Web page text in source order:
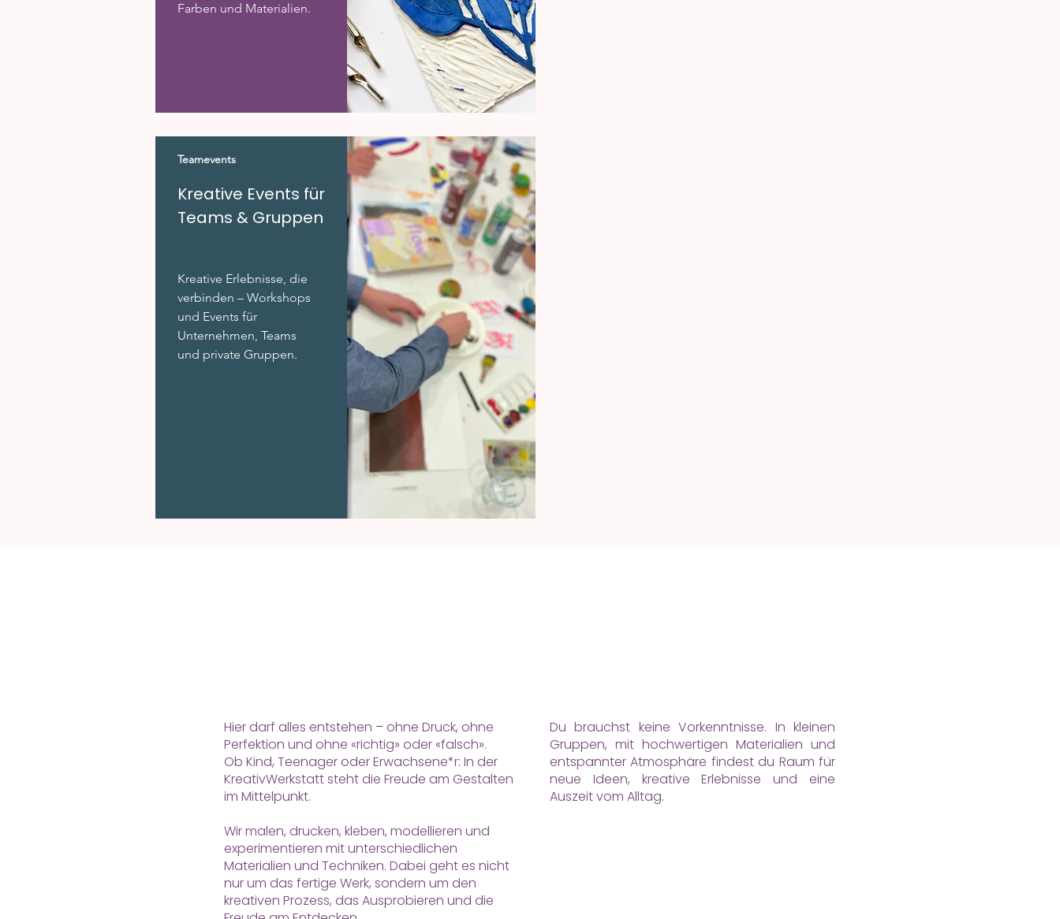
Farben und Materialien.
Teamevents
Kreative Events für
Teams & Gruppen
Kreative Erlebnisse, die
verbinden – Workshops
und Events für
Unternehmen, Teams
und private Gruppen.
Hier darf alles entstehen – ohne Druck, ohne
Perfektion und ohne «richtig» oder «falsch».
Ob Kind, Teenager oder Erwachsene*r: In der
KreativWerkstatt steht die Freude am Gestalten
im Mittelpunkt.
Wir malen, drucken, kleben, modellieren und
experimentieren mit unterschiedlichen
Materialien und Techniken. Dabei geht es nicht
nur um das fertige Werk, sondern um den
kreativen Prozess, das Ausprobieren und die
Du brauchst keine Vorkenntnisse. In kleinen
Gruppen, mit hochwertigen Materialien und
entspannter Atmosphäre findest du Raum für
neue Ideen, kreative Erlebnisse und eine
Auszeit vom Alltag.